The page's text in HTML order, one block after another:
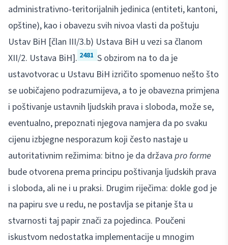
administrativno-teritorijalnih jedinica (entiteti, kantoni,
opštine), kao i obavezu svih nivoa vlasti da poštuju
Ustav BiH [član III/3.b) Ustava BiH u vezi sa članom
XII/2. Ustava BiH]. 2481 S obzirom na to da je
ustavotvorac u Ustavu BiH izričito spomenuo nešto što
se uobičajeno podrazumijeva, a to je obavezna primjena
i poštivanje ustavnih ljudskih prava i sloboda, može se,
eventualno, prepoznati njegova namjera da po svaku
cijenu izbjegne nesporazum koji često nastaje u
autoritativnim režimima: bitno je da država pro forme
bude otvorena prema principu poštivanja ljudskih prava
i sloboda, ali ne i u praksi. Drugim riječima: dokle god je
na papiru sve u redu, ne postavlja se pitanje šta u
stvarnosti taj papir znači za pojedinca. Poučeni
iskustvom nedostatka implementacije u mnogim